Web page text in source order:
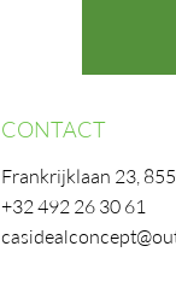
CONTACT
Frankrijklaan 23,
+32 492 26 30 61